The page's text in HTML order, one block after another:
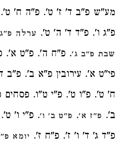
מע"ש פ"ב ד' ז' ט'. פ"ה ח'
פ"ג ו'. פ"ד ד' ה' ט'. ערלה
שבת פ"ב ג'. פ"ח ה'. פ"ט א'.
פי"ט א'. עירובין פ"א ב'.
ח' ט'. פ"ו ט'. פ"י ט"ו. פסחים
ב'. פ"ז א'. פ"ט ב' ו'. פ"י ו' ט'.
פ"ד ג' ד' ו' ז'. פ"ח ז'. יומא